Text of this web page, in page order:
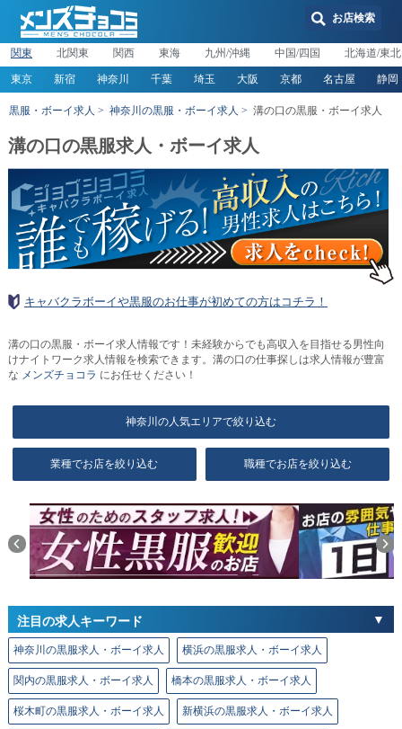
お店検索
関東 北関東 関西 東海 九州/沖縄 中国/四国 北海道/東北
東京 新宿 神奈川 千葉 埼玉 大阪 京都 名古屋 静岡
黒服・ボーイ求人 神奈川の黒服・ボーイ求人 溝の口の黒服・ボーイ求人
溝の口の黒服求人・ボーイ求人
キャバクラボーイや黒服のお仕事が初めての方はコチラ！
溝の口の黒服・ボーイ求人情報です！未経験からでも高収入を目指せる男性向
けナイトワーク求人情報を検索できます。溝の口の仕事探しは求人情報が豊富
な メンズチョコラ にお任せください！
神奈川の人気エリアで絞り込む
業種でお店を絞り込む 職種でお店を絞り込む
注目の求人キーワード
神奈川の黒服求人・ボーイ求人 横浜の黒服求人・ボーイ求人
関内の黒服求人・ボーイ求人 橋本の黒服求人・ボーイ求人
桜木町の黒服求人・ボーイ求人 新横浜の黒服求人・ボーイ求人